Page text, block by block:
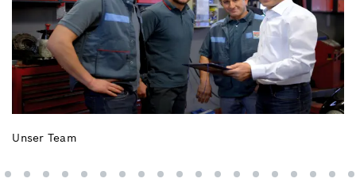
Unser Team